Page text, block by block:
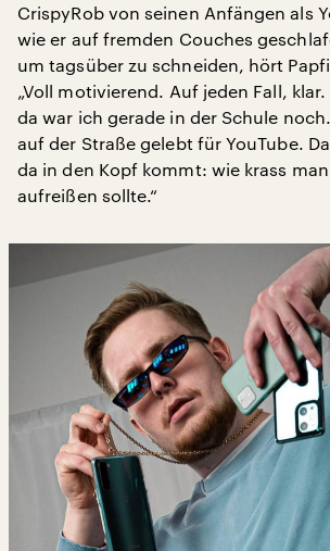
CrispyRob von seinen Anfängen als
wie er auf fremden Couches
um tagsüber zu schneiden, hört
„Voll motivierend. Auf jeden Fall, klar.
da war ich gerade in der Schule
auf der Straße gelebt für YouTube.
da in den Kopf kommt: wie krass
aufreißen sollte.“